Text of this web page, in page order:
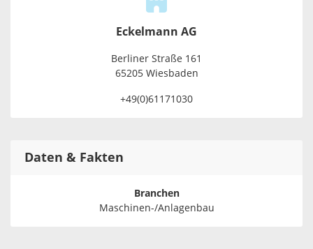
Eckelmann AG
Ber­li­ner Stra­ße 161
65205 Wies­ba­den
+49(0)61171030
Daten & Fakten
Branchen
Maschinen-/Anlagenbau